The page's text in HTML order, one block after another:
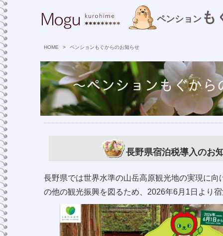
ペンション も
HOME > ペンションもぐからのお知らせ
長野県宿泊税導入のお
長野県では世界水準の山岳高原観光地の実現に向
の他の観光振興を図るため、 2026年6月1日より